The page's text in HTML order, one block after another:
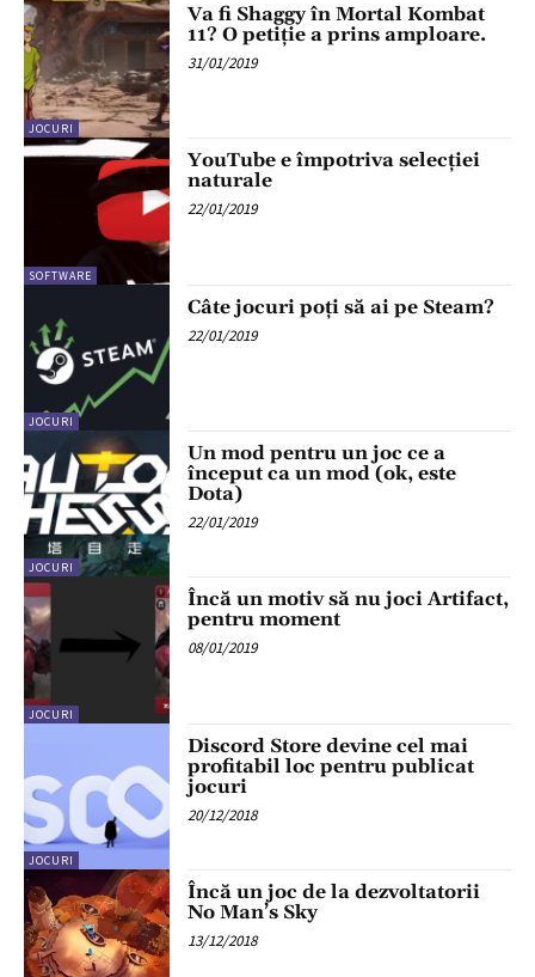
JOCURI
Va fi Shaggy în Mortal Kombat
11? O petiție a prins amploare.
31/01/2019
SOFTWARE
YouTube e împotriva selecției
naturale
22/01/2019
JOCURI
Câte jocuri poți să ai pe Steam?
22/01/2019
JOCURI
Un mod pentru un joc ce a
început ca un mod (ok, este
Dota)
22/01/2019
JOCURI
Încă un motiv să nu joci Artifact,
pentru moment
08/01/2019
JOCURI
Discord Store devine cel mai
profitabil loc pentru publicat
jocuri
20/12/2018
Încă un joc de la dezvoltatorii
No Man’s Sky
13/12/2018